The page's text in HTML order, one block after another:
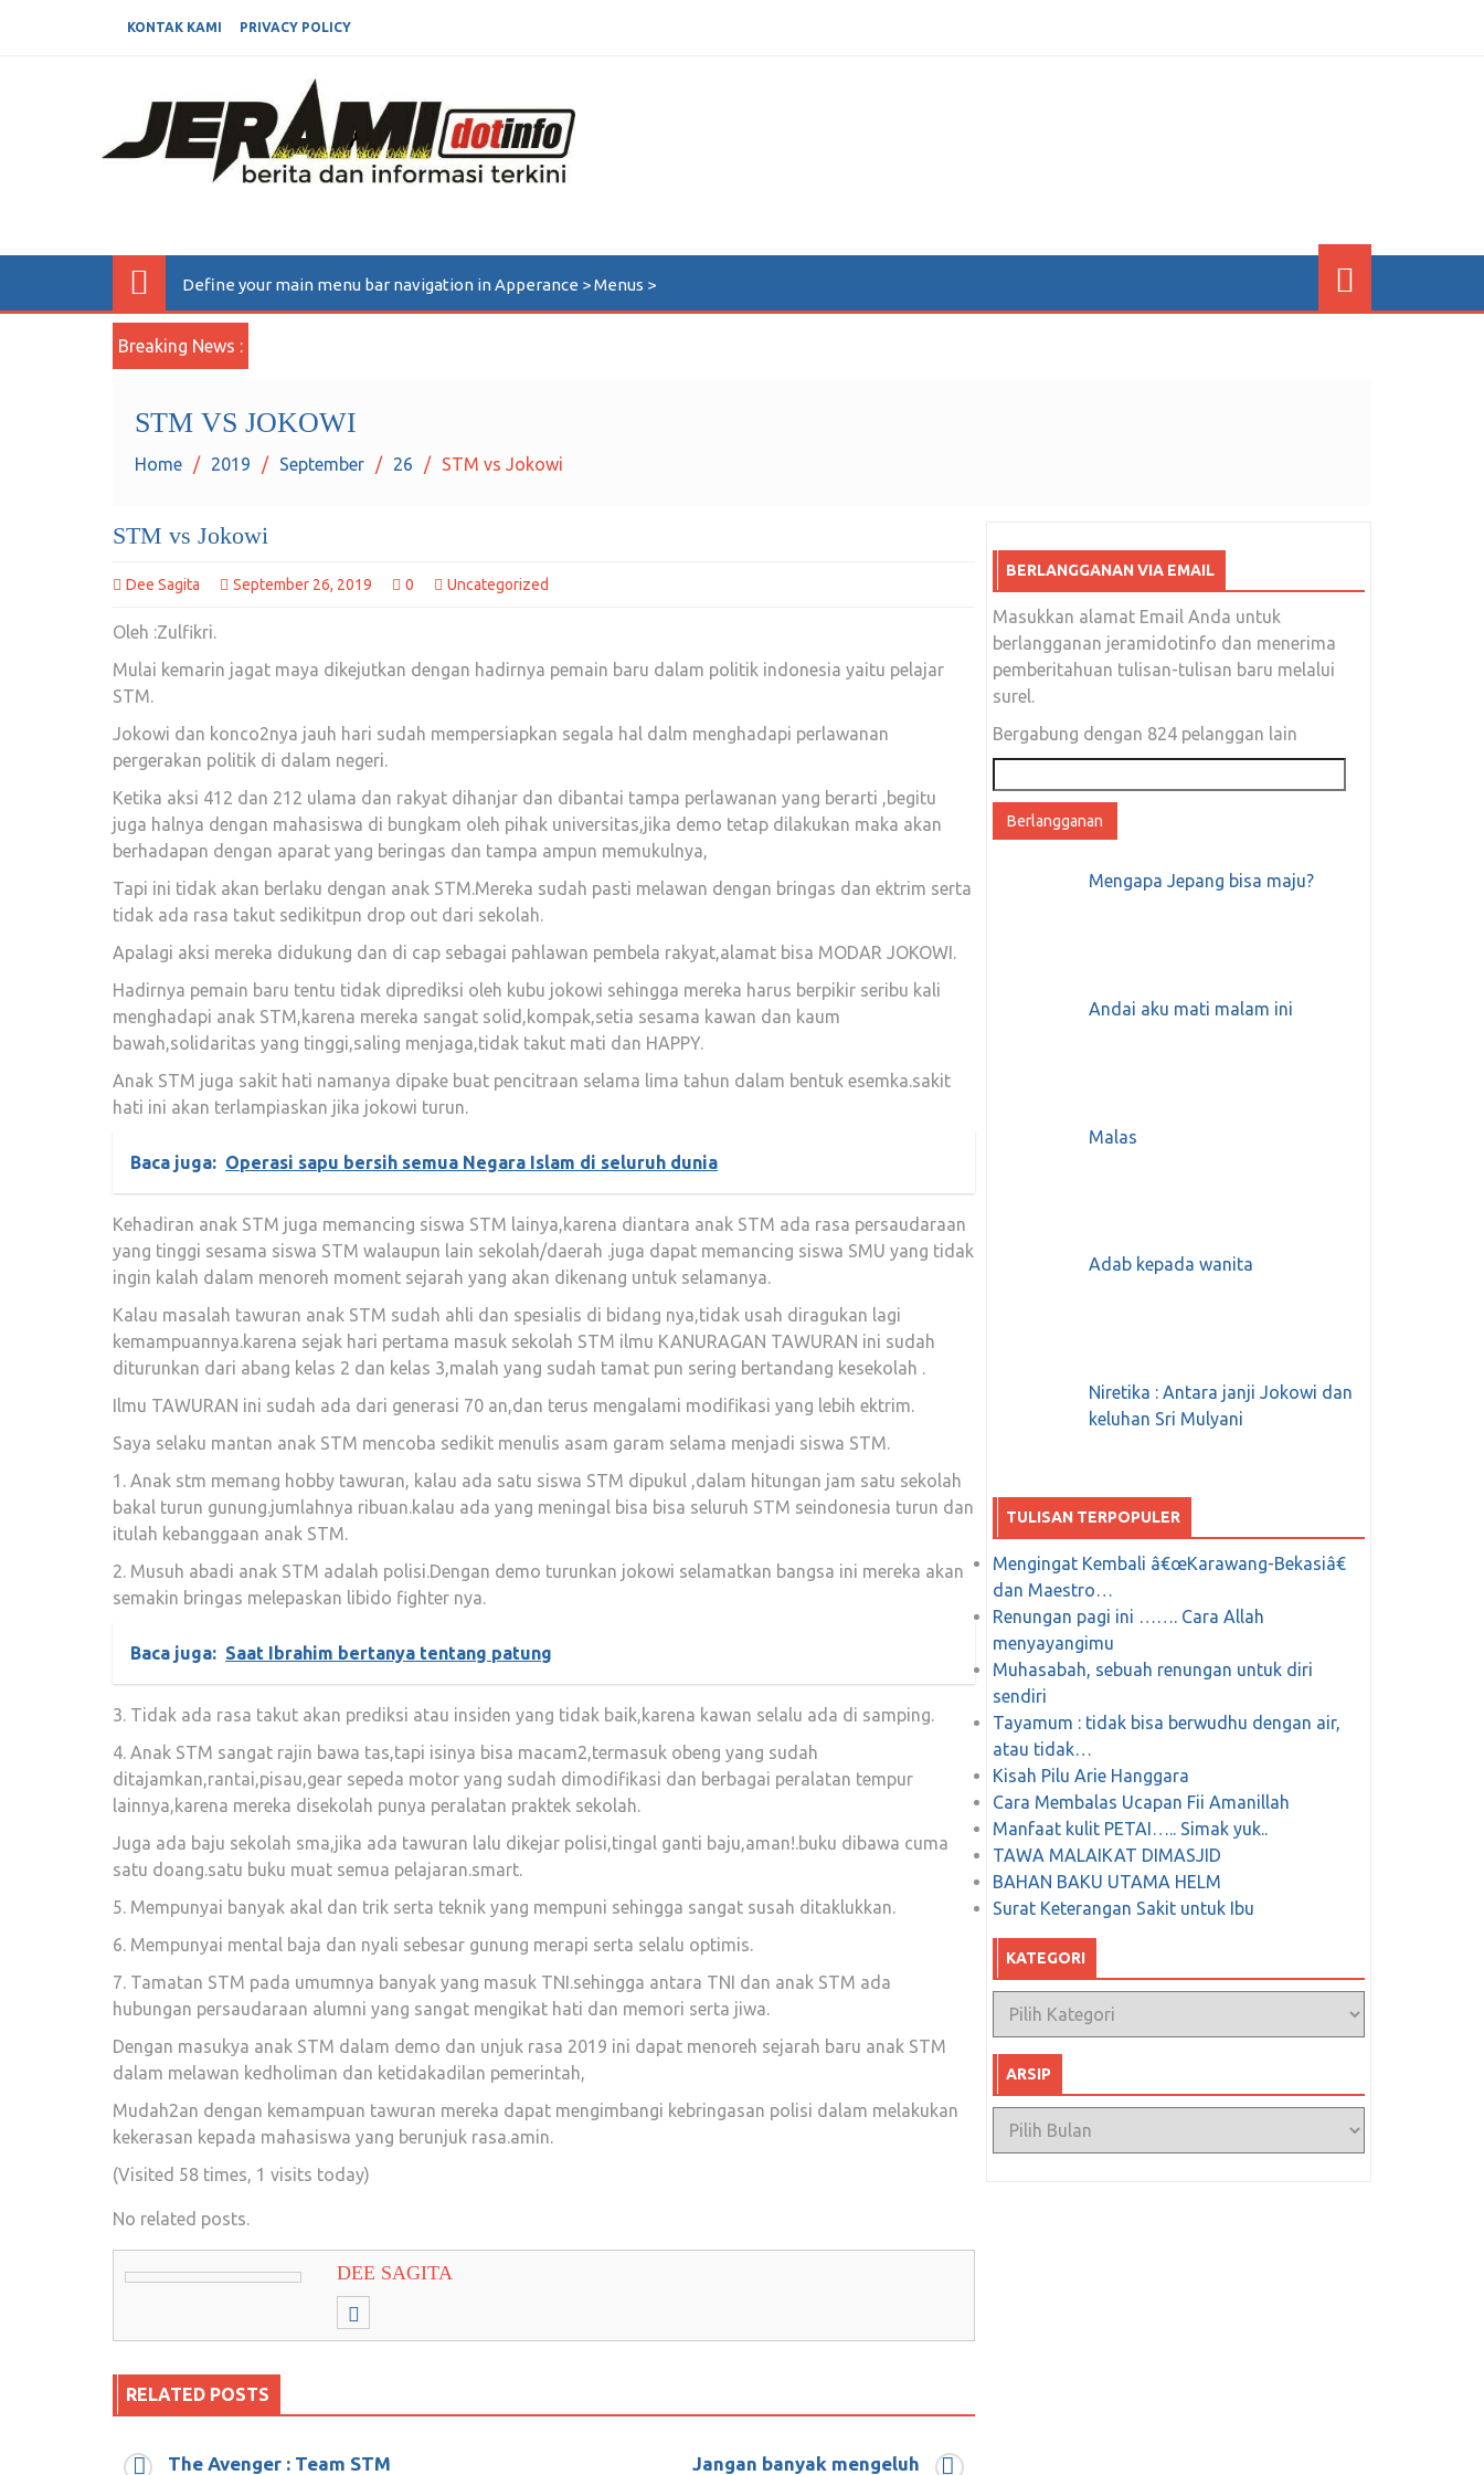
KONTAK KAMI PRIVACY POLICY
Define your main menu bar navigation in Apperance > Menus >
Breaking News :
STM VS JOKOWI
Home 2019 September 26 STM vs Jokowi
STM vs Jokowi
Dee Sagita September 26, 2019 0 Uncategorized
Oleh :Zulfikri.
Mulai kemarin jagat maya dikejutkan dengan hadirnya pemain baru dalam politik indonesia yaitu pelajar
STM.
Jokowi dan konco2nya jauh hari sudah mempersiapkan segala hal dalm menghadapi perlawanan
pergerakan politik di dalam negeri.
Ketika aksi 412 dan 212 ulama dan rakyat dihanjar dan dibantai tampa perlawanan yang berarti ,begitu
juga halnya dengan mahasiswa di bungkam oleh pihak universitas,jika demo tetap dilakukan maka akan
berhadapan dengan aparat yang beringas dan tampa ampun memukulnya,
Tapi ini tidak akan berlaku dengan anak STM.Mereka sudah pasti melawan dengan bringas dan ektrim serta
tidak ada rasa takut sedikitpun drop out dari sekolah.
Apalagi aksi mereka didukung dan di cap sebagai pahlawan pembela rakyat,alamat bisa MODAR JOKOWI.
Hadirnya pemain baru tentu tidak diprediksi oleh kubu jokowi sehingga mereka harus berpikir seribu kali
menghadapi anak STM,karena mereka sangat solid,kompak,setia sesama kawan dan kaum
bawah,solidaritas yang tinggi,saling menjaga,tidak takut mati dan HAPPY.
Anak STM juga sakit hati namanya dipake buat pencitraan selama lima tahun dalam bentuk esemka.sakit
hati ini akan terlampiaskan jika jokowi turun.
Baca juga: Operasi sapu bersih semua Negara Islam di seluruh dunia
Kehadiran anak STM juga memancing siswa STM lainya,karena diantara anak STM ada rasa persaudaraan
yang tinggi sesama siswa STM walaupun lain sekolah/daerah .juga dapat memancing siswa SMU yang tidak
ingin kalah dalam menoreh moment sejarah yang akan dikenang untuk selamanya.
Kalau masalah tawuran anak STM sudah ahli dan spesialis di bidang nya,tidak usah diragukan lagi
kemampuannya.karena sejak hari pertama masuk sekolah STM ilmu KANURAGAN TAWURAN ini sudah
diturunkan dari abang kelas 2 dan kelas 3,malah yang sudah tamat pun sering bertandang kesekolah .
Ilmu TAWURAN ini sudah ada dari generasi 70 an,dan terus mengalami modifikasi yang lebih ektrim.
Saya selaku mantan anak STM mencoba sedikit menulis asam garam selama menjadi siswa STM.
1. Anak stm memang hobby tawuran, kalau ada satu siswa STM dipukul ,dalam hitungan jam satu sekolah
bakal turun gunung.jumlahnya ribuan.kalau ada yang meningal bisa bisa seluruh STM seindonesia turun dan
itulah kebanggaan anak STM.
2. Musuh abadi anak STM adalah polisi.Dengan demo turunkan jokowi selamatkan bangsa ini mereka akan
semakin bringas melepaskan libido fighter nya.
Baca juga: Saat Ibrahim bertanya tentang patung
3. Tidak ada rasa takut akan prediksi atau insiden yang tidak baik,karena kawan selalu ada di samping.
4. Anak STM sangat rajin bawa tas,tapi isinya bisa macam2,termasuk obeng yang sudah
ditajamkan,rantai,pisau,gear sepeda motor yang sudah dimodifikasi dan berbagai peralatan tempur
lainnya,karena mereka disekolah punya peralatan praktek sekolah.
Juga ada baju sekolah sma,jika ada tawuran lalu dikejar polisi,tingal ganti baju,aman!.buku dibawa cuma
satu doang.satu buku muat semua pelajaran.smart.
5. Mempunyai banyak akal dan trik serta teknik yang mempuni sehingga sangat susah ditaklukkan.
6. Mempunyai mental baja dan nyali sebesar gunung merapi serta selalu optimis.
7. Tamatan STM pada umumnya banyak yang masuk TNI.sehingga antara TNI dan anak STM ada
hubungan persaudaraan alumni yang sangat mengikat hati dan memori serta jiwa.
Dengan masukya anak STM dalam demo dan unjuk rasa 2019 ini dapat menoreh sejarah baru anak STM
dalam melawan kedholiman dan ketidakadilan pemerintah,
Mudah2an dengan kemampuan tawuran mereka dapat mengimbangi kebringasan polisi dalam melakukan
kekerasan kepada mahasiswa yang berunjuk rasa.amin.
(Visited 58 times, 1 visits today)
No related posts.
DEE SAGITA
RELATED POSTS
Kalau Tidak Ikut Langkah Setan, Mengapa Harus Tersinggung?
The Avenger : Team STM Jangan banyak mengeluh
BERLANGGANAN VIA EMAIL
Masukkan alamat Email Anda untuk
berlangganan jeramidotinfo dan menerima
pemberitahuan tulisan-tulisan baru melalui
surel.
Bergabung dengan 824 pelanggan lain
email
Mengapa Jepang bisa maju?
Andai aku mati malam ini
Malas
Adab kepada wanita
Niretika : Antara janji Jokowi dan
keluhan Sri Mulyani
TULISAN TERPOPULER
Mengingat Kembali â€œKarawang-Bekasiâ€
dan Maestro…
Renungan pagi ini ……. Cara Allah
menyayangimu
Muhasabah, sebuah renungan untuk diri
sendiri
Tayamum : tidak bisa berwudhu dengan air,
atau tidak…
Kisah Pilu Arie Hanggara
Cara Membalas Ucapan Fii Amanillah
Manfaat kulit PETAI….. Simak yuk..
TAWA MALAIKAT DIMASJID
BAHAN BAKU UTAMA HELM
Surat Keterangan Sakit untuk Ibu
KATEGORI
Kategori
ARSIP
Arsip